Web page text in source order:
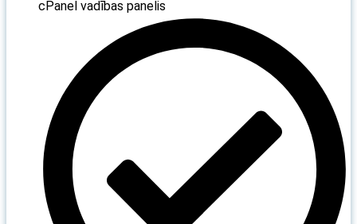
cPanel vadības panelis